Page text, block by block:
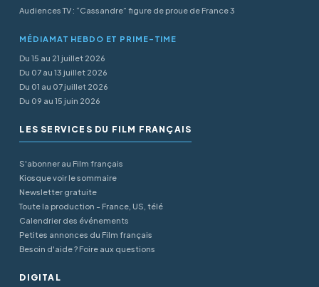
Audiences TV : “Cassandre” figure de proue de France 3
MÉDIAMAT HEBDO ET PRIME-TIME
Du 15 au 21 juillet 2026
Du 07 au 13 juillet 2026
Du 01 au 07 juillet 2026
Du 09 au 15 juin 2026
LES SERVICES DU FILM FRANÇAIS
S'abonner au Film français
Kiosque voir le sommaire
Newsletter gratuite
Toute la production - France, US, télé
Calendrier des événements
Petites annonces du Film français
Besoin d'aide ? Foire aux questions
DIGITAL